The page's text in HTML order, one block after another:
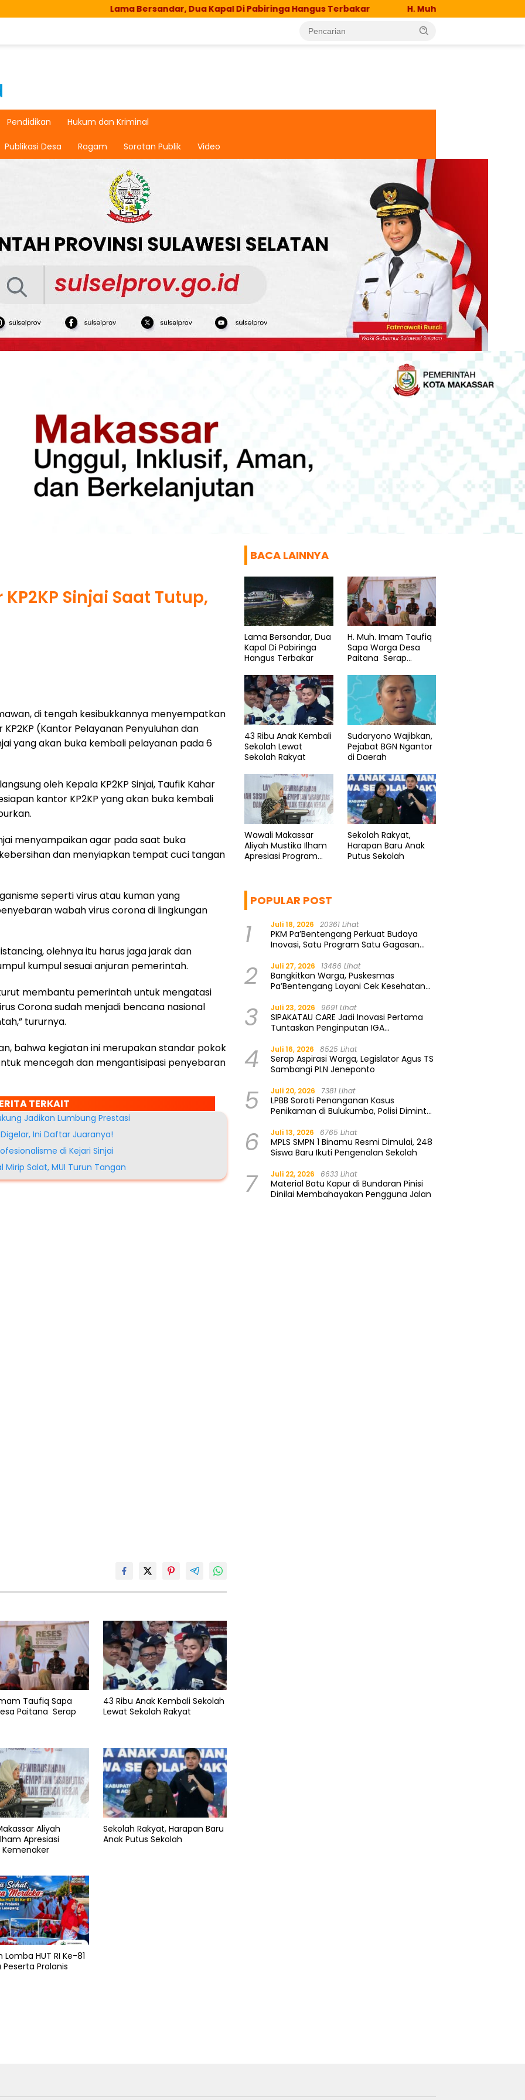
Lama Bersandar, Dua Kapal Di Pabiringa Hangus Terbakar H. Muh. Imam Taufiq Sapa Warga
Pendidikan Hukum dan Kriminal
Publikasi Desa Ragam Sorotan Publik Video
Sinjai Saat Tutup,
di tengah kesibukkannya menyempatkan
(Kantor Pelayanan Penyuluhan dan
yang akan buka kembali pelayanan pada 6
oleh Kepala KP2KP Sinjai, Taufik Kahar
kantor KP2KP yang akan buka kembali
menyampaikan agar pada saat buka
dan menyiapkan tempat cuci tangan
seperti virus atau kuman yang
wabah virus corona di lingkungan
olehnya itu harus jaga jarak dan
kumpul sesuai anjuran pemerintah.
membantu pemerintah untuk mengatasi
Corona sudah menjadi bencana nasional
tururnya.
bahwa kegiatan ini merupakan standar pokok
mencegah dan mengantisipasi penyebaran
TERKAIT
Jadikan Lumbung Prestasi
Ini Daftar Juaranya!
di Kejari Sinjai
Mirip Salat, MUI Turun Tangan
Taufiq Sapa
Paitana Serap
43 Ribu Anak Kembali Sekolah
Lewat Sekolah Rakyat
Aliyah
Apresiasi
Sekolah Rakyat, Harapan Baru
Anak Putus Sekolah
Lomba HUT RI Ke-81
Prolanis
BACA LAINNYA
Lama Bersandar, Dua
Kapal Di Pabiringa
Hangus Terbakar
H. Muh. Imam Taufiq
Sapa Warga Desa
Paitana Serap
43 Ribu Anak Kembali
Sekolah Lewat
Sekolah Rakyat
Sudaryono Wajibkan,
Pejabat BGN Ngantor
di Daerah
Wawali Makassar
Aliyah Mustika Ilham
Apresiasi Program
Sekolah Rakyat,
Harapan Baru Anak
Putus Sekolah
POPULAR POST
1 Juli 18, 2026 20361 Lihat
PKM Pa’Bentengang Perkuat Budaya
Inovasi, Satu Program Satu Gagasan
2 Juli 27, 2026 13486 Lihat
Bangkitkan Warga, Puskesmas
Pa’Bentengang Layani Cek Kesehatan
3 Juli 23, 2026 9691 Lihat
SIPAKATAU CARE Jadi Inovasi Pertama
Tuntaskan Penginputan IGA
4 Juli 16, 2026 8525 Lihat
Serap Aspirasi Warga, Legislator Agus TS
Sambangi PLN Jeneponto
5 Juli 20, 2026 7381 Lihat
LPBB Soroti Penanganan Kasus
Penikaman di Bulukumba, Polisi Diminta
6 Juli 13, 2026 6765 Lihat
MPLS SMPN 1 Binamu Resmi Dimulai, 248
Siswa Baru Ikuti Pengenalan Sekolah
7 Juli 22, 2026 6633 Lihat
Material Batu Kapur di Bundaran Pinisi
Dinilai Membahayakan Pengguna Jalan